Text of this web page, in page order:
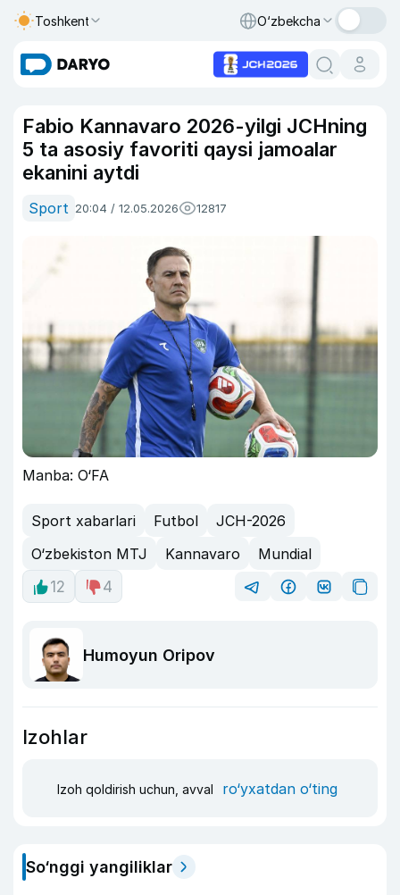
Toshkent O‘zbekcha
Fabio Kannavaro 2026-yilgi JCHning
5 ta asosiy favoriti qaysi jamoalar
ekanini aytdi
Sport 20:04 / 12.05.2026 12817
Manba: O‘FA
Sport xabarlari Futbol
JCH-2026
O‘zbekiston MTJ
Kannavaro
Mundial
12
4
Humoyun Oripov
Izohlar
Izoh qoldirish uchun, avval ro‘yxatdan o‘ting
So‘nggi yangiliklar